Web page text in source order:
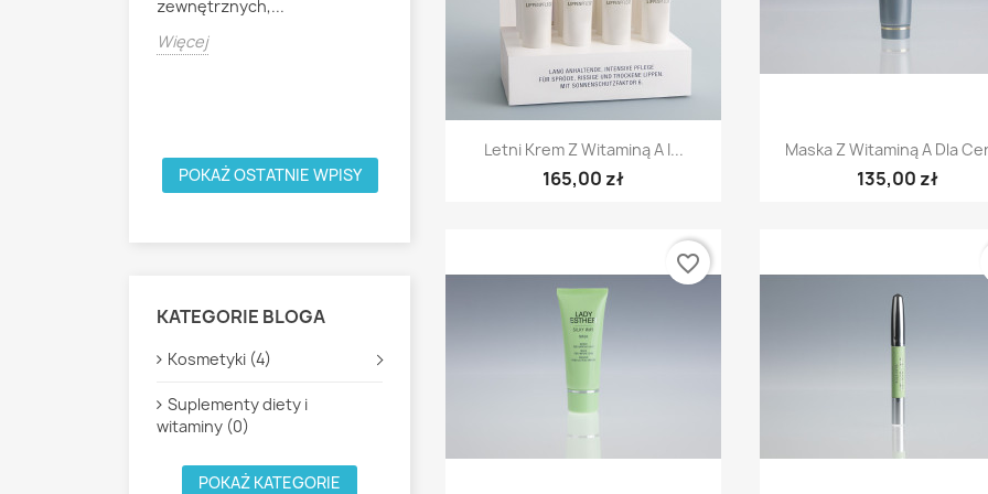
zewnętrznych,...
Więcej
Profesjonalną Pielęgnację
Twarzy Rynek kosmetyków
profesjonalnych jest
nasycony obietnicami....
Więcej
istnieją produkty, które nie...
POKAŻ OSTATNIE WPISY
KATEGORIE BLOGA
Kosmetyki (4)
Suplementy diety i
witaminy (0)
POKAŻ KATEGORIE
Szybki podgląd
Letni Krem Z Witaminą A I...
165,00 zł
Szybki podgląd
Maska Z Witaminą A Dla
135,00 zł
favorite_border